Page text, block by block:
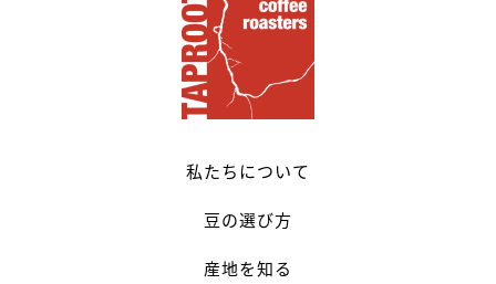
私たちについて
豆の選び方
産地を知る